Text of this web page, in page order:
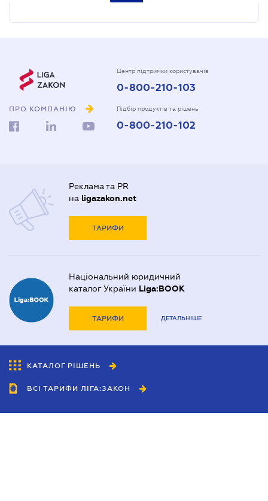
ПРО КОМПАНІЮ
Центр підтримки користувачів
0-800-210-103
Підбір продуктів та рішень
0-800-210-102
Реклама та PR
на ligazakon.net
ТАРИФИ
Національний юридичний
каталог України Liga:BOOK
ТАРИФИ ДЕТАЛЬНІШЕ
КАТАЛОГ РІШЕНЬ
ВСІ ТАРИФИ ЛІГА:ЗАКОН